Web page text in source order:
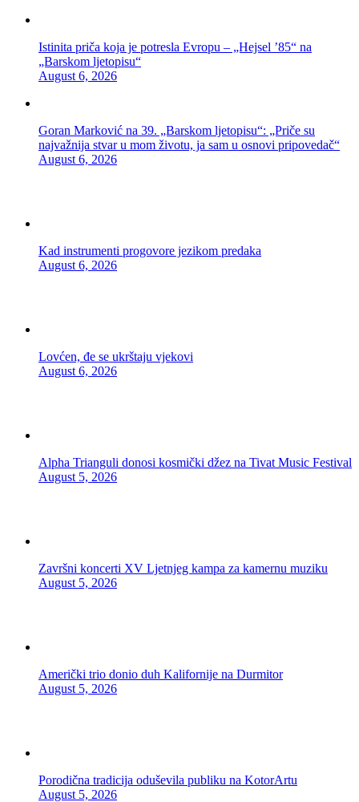
Istinita priča koja je potresla Evropu – „Hejsel ’85“ na
„Barskom ljetopisu“
August 6, 2026
Goran Marković na 39. „Barskom ljetopisu“: „Priče su
najvažnija stvar u mom životu, ja sam u osnovi pripovedač“
August 6, 2026
Kad instrumenti progovore jezikom predaka
August 6, 2026
Lovćen, đe se ukrštaju vjekovi
August 6, 2026
Alpha Trianguli donosi kosmički džez na Tivat Music Festival
August 5, 2026
Završni koncerti XV Ljetnjeg kampa za kamernu muziku
August 5, 2026
Američki trio donio duh Kalifornije na Durmitor
August 5, 2026
Porodična tradicija oduševila publiku na KotorArtu
August 5, 2026